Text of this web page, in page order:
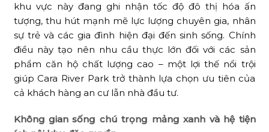
khu vực này đang ghi nhận tốc độ đô thị hóa ấn
tượng, thu hút mạnh mẽ lực lượng chuyên gia, nhân
sự trẻ và các gia đình hiện đại đến sinh sống. Chính
điều này tạo nên nhu cầu thực lớn đối với các sản
phẩm căn hộ chất lượng cao – một lợi thế nổi trội
giúp Cara River Park trở thành lựa chọn ưu tiên của
cả khách hàng an cư lẫn nhà đầu tư.
Không gian sống chú trọng mảng xanh và hệ tiện